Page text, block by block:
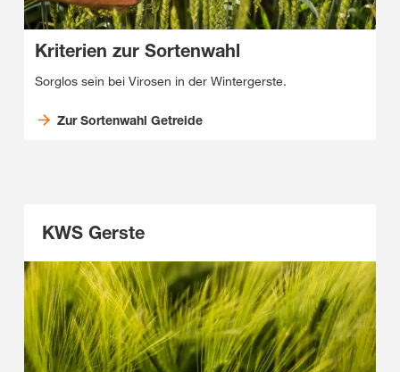
Kriterien zur Sortenwahl
Sorglos sein bei Virosen in der Wintergerste.
Zur Sortenwahl Getreide
KWS Gerste